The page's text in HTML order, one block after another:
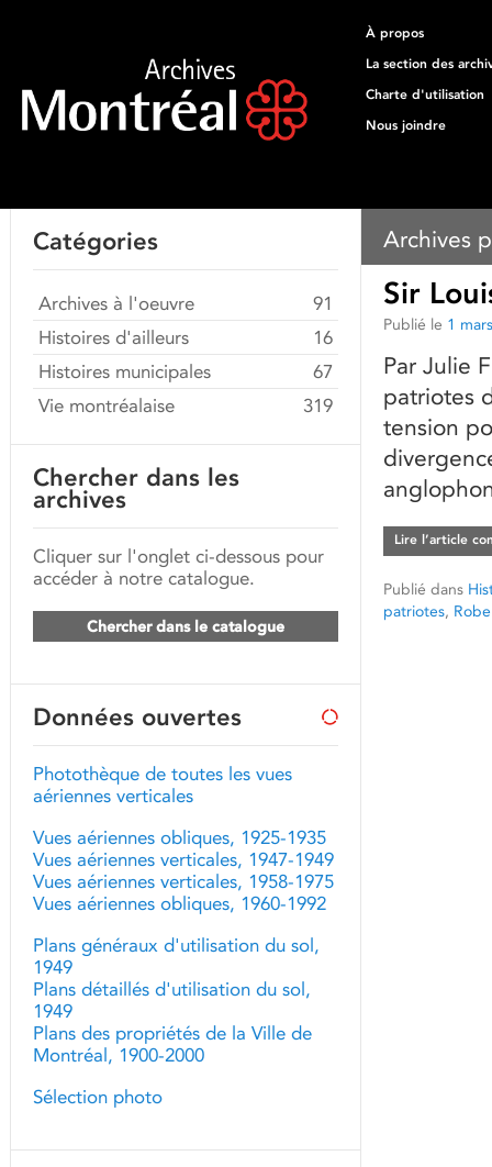
À propos
La section des
Charte d'utilisation
Nous joindre
Archives
Sir
Publié le 1
Par Julie
patriotes
tension
Lire l’article
Publié dans
patriotes,
Catégories
Archives à l'oeuvre
91
Histoires d'ailleurs
16
Histoires municipales
67
Vie montréalaise
319
Chercher dans les
archives
Cliquer sur l'onglet ci-dessous pour
accéder à notre catalogue.
Chercher dans le catalogue
Données ouvertes
Photothèque de toutes les vues
aériennes verticales
Vues aériennes obliques, 1925-1935
Vues aériennes verticales, 1947-1949
Vues aériennes verticales, 1958-1975
Vues aériennes obliques, 1960-1992
Plans généraux d'utilisation du sol,
1949
Plans détaillés d'utilisation du sol,
1949
Plans des propriétés de la Ville de
Montréal, 1900-2000
Sélection photo